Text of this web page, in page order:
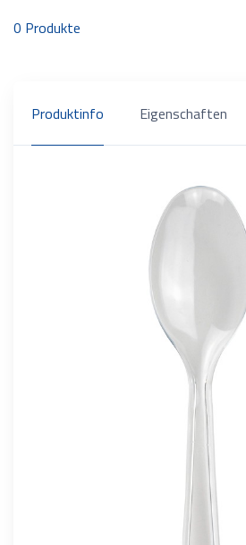
0 Produkte
Produktinfo Eigenschaften